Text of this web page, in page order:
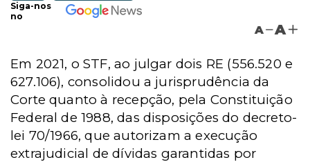
Siga-nos
no
A A
Em 2021, o STF, ao julgar dois RE (556.520 e
627.106), consolidou a jurisprudência da
Corte quanto à recepção, pela Constituição
Federal de 1988, das disposições do decreto-
lei 70/1966, que autorizam a execução
extrajudicial de dívidas garantidas por